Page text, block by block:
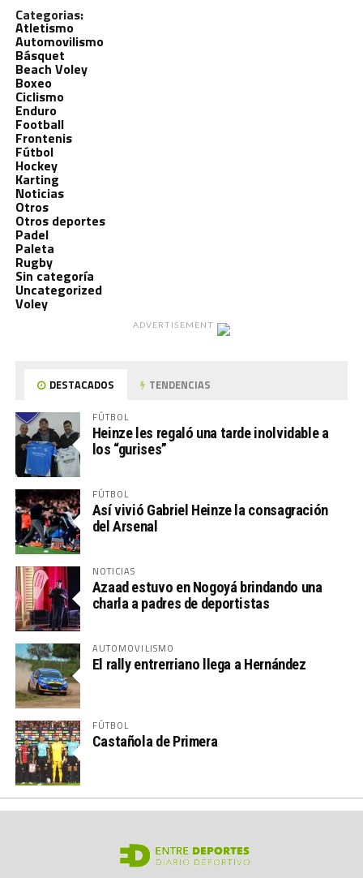
Categorias:
Atletismo
Automovilismo
Básquet
Beach Voley
Boxeo
Ciclismo
Enduro
Football
Frontenis
Fútbol
Hockey
Karting
Noticias
Otros
Otros deportes
Padel
Paleta
Rugby
Sin categoría
Uncategorized
Voley
ADVERTISEMENT
DESTACADOS TENDENCIAS
FÚTBOL
Heinze les regaló una tarde inolvidable a
los “gurises”
FÚTBOL
Así vivió Gabriel Heinze la consagración
del Arsenal
NOTICIAS
Azaad estuvo en Nogoyá brindando una
charla a padres de deportistas
AUTOMOVILISMO
El rally entrerriano llega a Hernández
FÚTBOL
Castañola de Primera